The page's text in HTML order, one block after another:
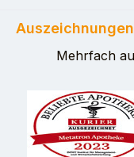
Auszeichnungen
Mehrfach